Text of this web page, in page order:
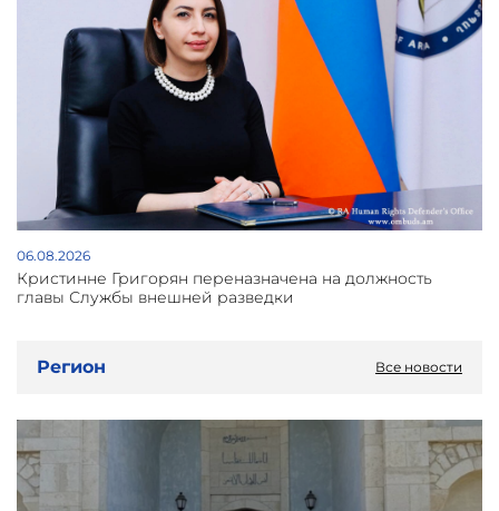
06.08.2026
Кристинне Григорян переназначена на должность
главы Службы внешней разведки
Регион Все новости